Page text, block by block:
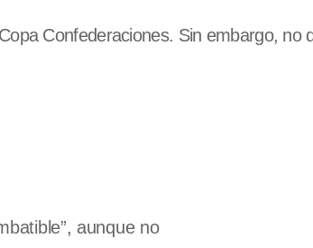
Confederaciones. Sin embargo, no
aunque no